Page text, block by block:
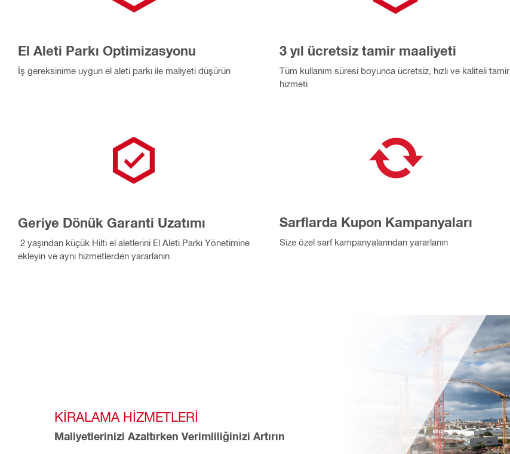
El Aleti Parkı Optimizasyonu
İş gereksinime uygun el aleti parkı ile maliyeti düşürün
3 yıl ücretsiz tamir maaliyeti
Tüm kullanım süresi boyunca ücretsiz, hızlı ve kaliteli tamir
hizmeti
Geriye Dönük Garanti Uzatımı
2 yaşından küçük Hilti el aletlerini El Aleti Parkı Yönetimine
ekleyin ve aynı hizmetlerden yararlanın
Sarflarda Kupon Kampanyaları
Size özel sarf kampanyalarından yararlanın
KIRALAMA HIZMETLERI
Maliyetlerinizi Azaltırken Verimliliğinizi Artırın